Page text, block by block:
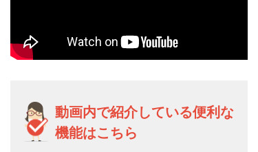
動画内で紹介している便利な
機能はこちら